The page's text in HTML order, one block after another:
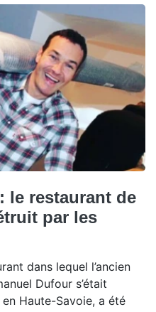
le restaurant de
par les
dans lequel l’ancien
Dufour s’était
Haute-Savoie, a été